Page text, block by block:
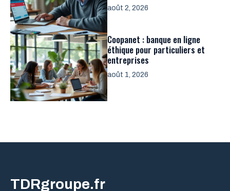
août 2, 2026
Coopanet : banque en ligne
éthique pour particuliers et
entreprises
août 1, 2026
TDRgroupe.fr